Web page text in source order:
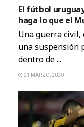
El fútbol
haga lo que el
Una guerra civil,
una suspensión
dentro de ...
21 MARZO, 2020